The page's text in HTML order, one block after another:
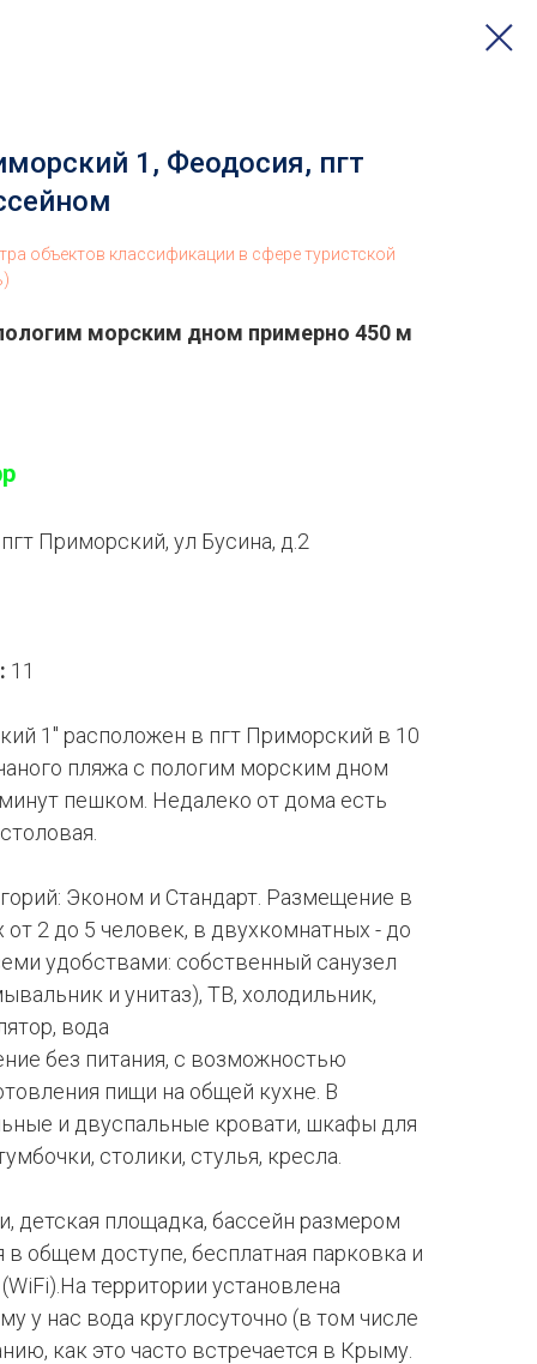
1, Феодосия, пгт
объектов классификации в сфере туристской
морским дном примерно 450 м
Приморский, ул Бусина, д.2
11
1" расположен в пгт Приморский в 10
пляжа с пологим морским дном
пешком. Недалеко от дома есть
Эконом и Стандарт. Размещение в
2 до 5 человек, в двухкомнатных - до
удобствами: собственный санузел
и унитаз), ТВ, холодильник,
вода
без питания, с возможностью
пищи на общей кухне. В
и двуспальные кровати, шкафы для
столики, стулья, кресла.
детская площадка, бассейн размером
в общем доступе, бесплатная парковка и
территории установлена
у нас вода круглосуточно (в том числе
как это часто встречается в Крыму.